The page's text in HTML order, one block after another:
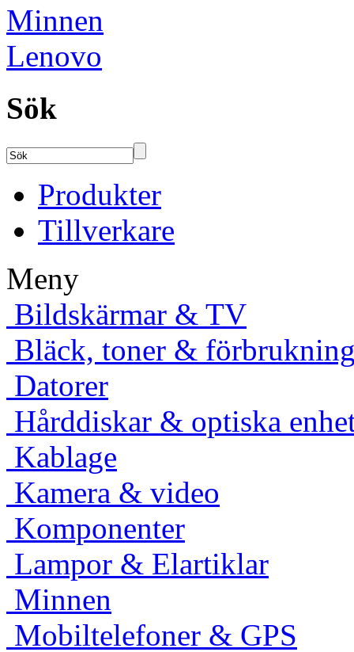
Minnen
Lenovo
Sök
Produkter
Tillverkare
Meny
Bildskärmar & TV
Bläck, toner &
Datorer
Hårddiskar & optiska
Kablage
Kamera & video
Komponenter
Lampor & Elartiklar
Minnen
Mobiltelefoner & GPS